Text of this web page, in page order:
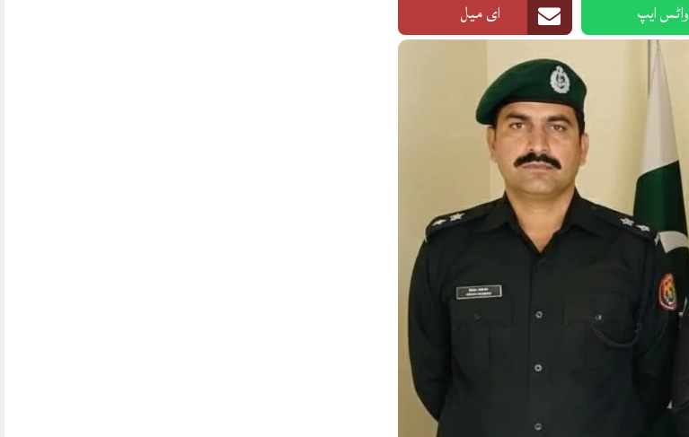
واٹس ایپ ای میل